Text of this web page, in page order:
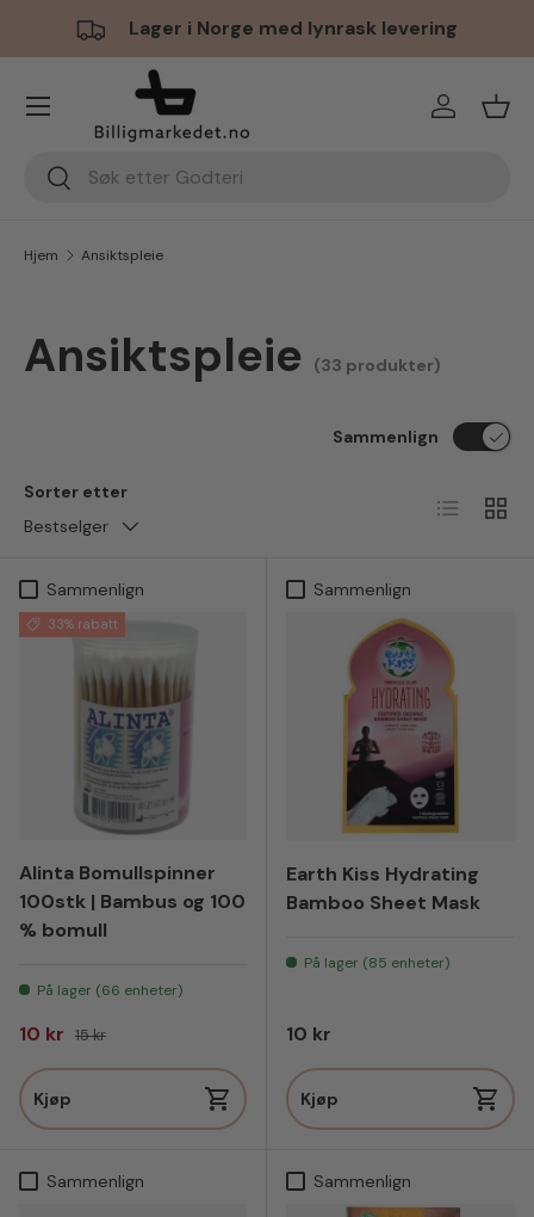
Hopp til innhold
Lager i Norge med lynrask levering
Søk
Søk
Logg inn
Meny
Hjem Ansiktspleie
Ansiktspleie (33 produkter)
Sorter etter
Bestselger
Sammenlign
Liste
Sammenlign
33% rabatt
Alinta Bomullspinner
100stk | Bambus og 100
% bomull
På lager (66 enheter)
Salgspris
10 kr Vanlig pris
15 kr
Kjøp
Sammenlign
Earth Kiss Hydrating
Bamboo Sheet Mask
På lager (85 enheter)
Vanlig pris
10 kr
Kjøp
Sammenlign Sammenlign